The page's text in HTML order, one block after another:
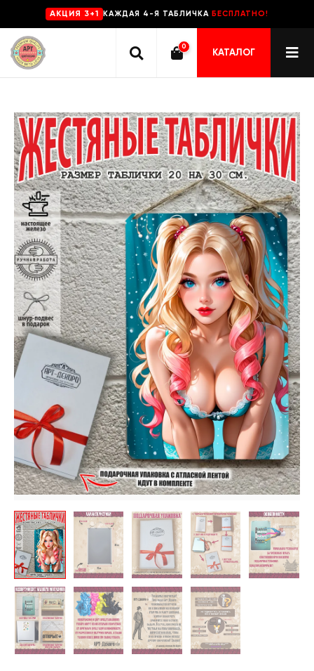
AKЦИЯ 3+1 КАЖДАЯ 4-Я ТАБЛИЧКА БЕСПЛАТНО!
0
КАТАЛОГ